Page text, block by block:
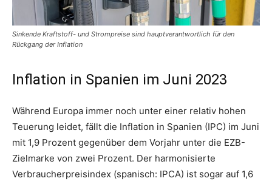
Sinkende Kraftstoff- und Strompreise sind hauptverantwortlich für den
Rückgang der Inflation
Inflation in Spanien im Juni 2023
Während Europa immer noch unter einer relativ hohen
Teuerung leidet, fällt die Inflation in Spanien (IPC) im Juni
mit 1,9 Prozent gegenüber dem Vorjahr unter die EZB-
Zielmarke von zwei Prozent. Der harmonisierte
Verbraucherpreisindex (spanisch: IPCA) ist sogar auf 1,6